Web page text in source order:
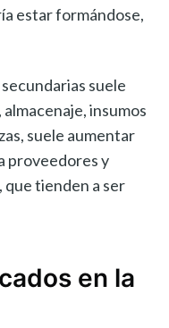
estar formándose,
suele
insumos
suele aumentar
proveedores y
tienden a ser
en la